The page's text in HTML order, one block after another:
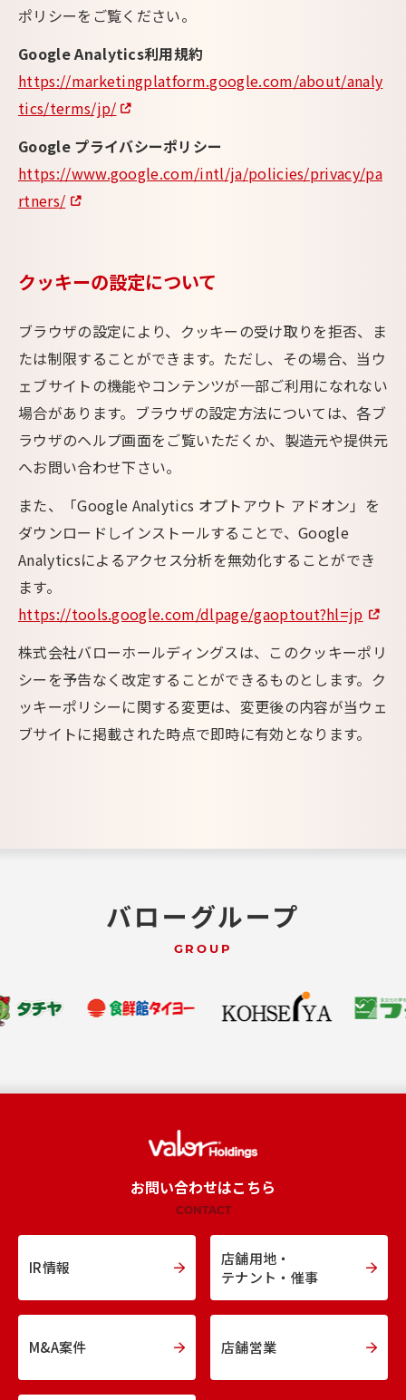
ポリシーをご覧ください。
Google Analytics利用規約
https://marketingplatform.google.com/about/analy
tics/terms/jp/
Google プライバシーポリシー
https://www.google.com/intl/ja/policies/privacy/pa
rtners/
クッキーの設定について
ブラウザの設定により、クッキーの受け取りを拒否、ま
たは制限することができます。ただし、その場合、当ウ
ェブサイトの機能やコンテンツが一部ご利用になれない
場合があります。ブラウザの設定方法については、各ブ
ラウザのヘルプ画面をご覧いただくか、製造元や提供元
へお問い合わせ下さい。
また、「Google Analytics オプトアウト アドオン」を
ダウンロードしインストールすることで、Google
Analyticsによるアクセス分析を無効化することができ
ます。
https://tools.google.com/dlpage/gaoptout?hl=jp
株式会社バローホールディングスは、このクッキーポリ
シーを予告なく改定することができるものとします。ク
ッキーポリシーに関する変更は、変更後の内容が当ウェ
ブサイトに掲載された時点で即時に有効となります。
バローグループ
GROUP
お問い合わせはこちら
CONTACT
IR情報
店舗用地・
テナント・催事
M&A案件 店舗営業